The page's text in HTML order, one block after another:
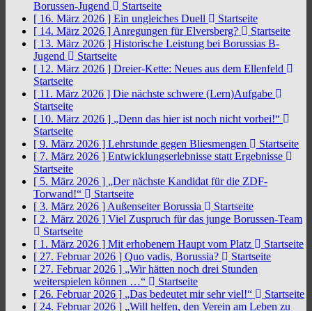
Borussen-Jugend
Startseite
[ 16. März 2026 ] Ein ungleiches Duell
Startseite
[ 14. März 2026 ] Anregungen für Elversberg?
Startseite
[ 13. März 2026 ] Historische Leistung bei Borussias B-
Jugend
Startseite
[ 12. März 2026 ] Dreier-Kette: Neues aus dem Ellenfeld
Startseite
[ 11. März 2026 ] Die nächste schwere (Lern)Aufgabe
Startseite
[ 10. März 2026 ] „Denn das hier ist noch nicht vorbei!“
Startseite
[ 9. März 2026 ] Lehrstunde gegen Bliesmengen
Startseite
[ 7. März 2026 ] Entwicklungserlebnisse statt Ergebnisse
Startseite
[ 5. März 2026 ] „Der nächste Kandidat für die ZDF-
Torwand!“
Startseite
[ 3. März 2026 ] Außenseiter Borussia
Startseite
[ 2. März 2026 ] Viel Zuspruch für das junge Borussen-Team
Startseite
[ 1. März 2026 ] Mit erhobenem Haupt vom Platz
Startseite
[ 27. Februar 2026 ] Quo vadis, Borussia?
Startseite
[ 27. Februar 2026 ] „Wir hätten noch drei Stunden
weiterspielen können …“
Startseite
[ 26. Februar 2026 ] „Das bedeutet mir sehr viel!“
Startseite
[ 24. Februar 2026 ] „Will helfen, den Verein am Leben zu